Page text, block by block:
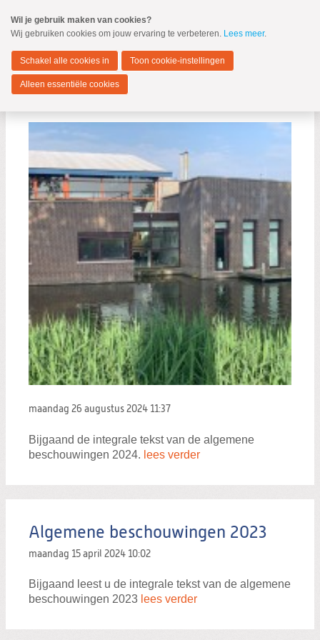
naar
Spring
de
inhoud
Spring
naar
Nieuwkoop
MENU
Zoeken:
Algemene beschouwingen 2024
maandag 26 augustus 2024 11:37
Bijgaand de integrale tekst van de algemene
beschouwingen 2024. lees verder
Algemene beschouwingen 2023
maandag 15 april 2024 10:02
Bijgaand leest u de integrale tekst van de algemene
beschouwingen 2023 lees verder
Wil je gebruik maken van cookies?
Wij gebruiken cookies om jouw ervaring te verbeteren. Lees meer.
Schakel alle cookies in Toon cookie-instellingen
Alleen essentiële cookies